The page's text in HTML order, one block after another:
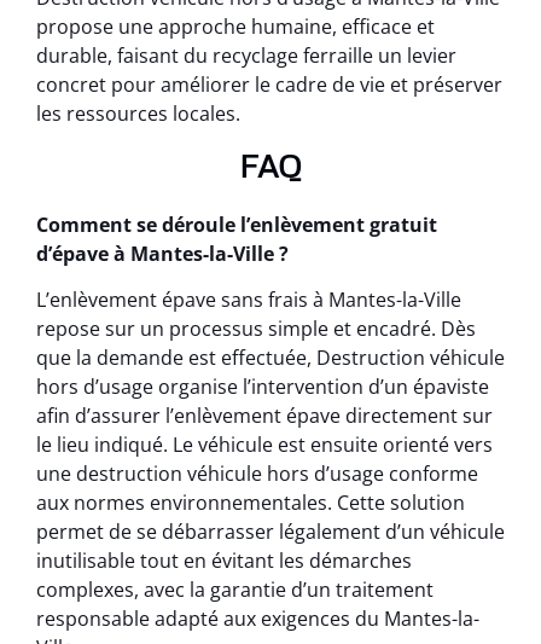
propose une approche humaine, efficace et
durable, faisant du recyclage ferraille un levier
concret pour améliorer le cadre de vie et préserver
les ressources locales.
FAQ
Comment se déroule l’enlèvement gratuit
d’épave à Mantes-la-Ville ?
L’enlèvement épave sans frais à Mantes-la-Ville
repose sur un processus simple et encadré. Dès
que la demande est effectuée, Destruction véhicule
hors d’usage organise l’intervention d’un épaviste
afin d’assurer l’enlèvement épave directement sur
le lieu indiqué. Le véhicule est ensuite orienté vers
une destruction véhicule hors d’usage conforme
aux normes environnementales. Cette solution
permet de se débarrasser légalement d’un véhicule
inutilisable tout en évitant les démarches
complexes, avec la garantie d’un traitement
responsable adapté aux exigences du Mantes-la-